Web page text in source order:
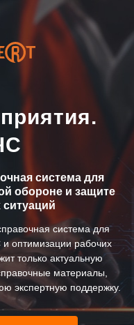
система для
обороне и защите
система для
оптимизации рабочих
только актуальную
материалы,
экспертную поддержку.